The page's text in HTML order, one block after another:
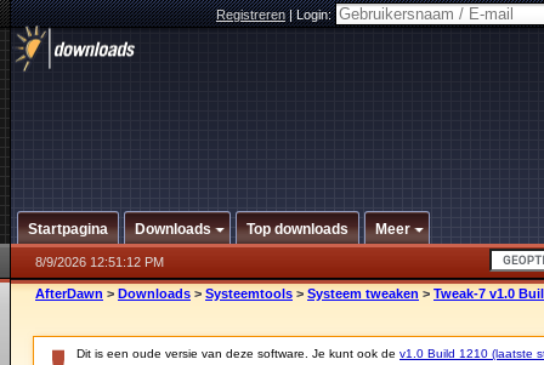
Registreren|Login:
Startpagina Downloads Top downloads Meer
8/9/2026 12:51:12 PM
AfterDawn > Downloads > Systeemtools > Systeem tweaken > Tweak-7 v1.0
Dit is een oude versie van deze software. Je kunt ook de v1.0 Build 1210 (laatste